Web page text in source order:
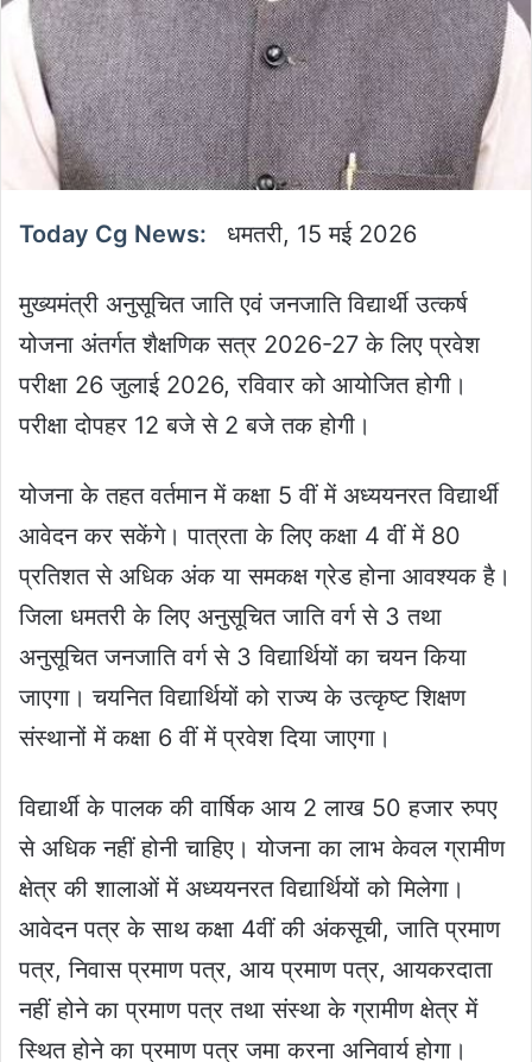
Today Cg News: धमतरी, 15 मई 2026
मुख्यमंत्री अनुसूचित जाति एवं जनजाति विद्यार्थी उत्कर्ष
योजना अंतर्गत शैक्षणिक सत्र 2026-27 के लिए प्रवेश
परीक्षा 26 जुलाई 2026, रविवार को आयोजित होगी।
परीक्षा दोपहर 12 बजे से 2 बजे तक होगी।
योजना के तहत वर्तमान में कक्षा 5 वीं में अध्ययनरत विद्यार्थी
आवेदन कर सकेंगे। पात्रता के लिए कक्षा 4 वीं में 80
प्रतिशत से अधिक अंक या समकक्ष ग्रेड होना आवश्यक है।
जिला धमतरी के लिए अनुसूचित जाति वर्ग से 3 तथा
अनुसूचित जनजाति वर्ग से 3 विद्यार्थियों का चयन किया
जाएगा। चयनित विद्यार्थियों को राज्य के उत्कृष्ट शिक्षण
संस्थानों में कक्षा 6 वीं में प्रवेश दिया जाएगा।
विद्यार्थी के पालक की वार्षिक आय 2 लाख 50 हजार रुपए
से अधिक नहीं होनी चाहिए। योजना का लाभ केवल ग्रामीण
क्षेत्र की शालाओं में अध्ययनरत विद्यार्थियों को मिलेगा।
आवेदन पत्र के साथ कक्षा 4वीं की अंकसूची, जाति प्रमाण
पत्र, निवास प्रमाण पत्र, आय प्रमाण पत्र, आयकरदाता
नहीं होने का प्रमाण पत्र तथा संस्था के ग्रामीण क्षेत्र में
स्थित होने का प्रमाण पत्र जमा करना अनिवार्य होगा।